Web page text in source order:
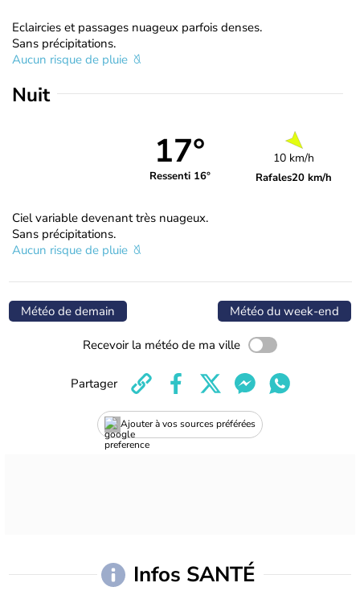
Eclaircies et passages nuageux parfois denses.
Sans précipitations.
Aucun risque de pluie
Nuit
17°
Ressenti 16°
10 km/h
Rafales20 km/h
Ciel variable devenant très nuageux.
Sans précipitations.
Aucun risque de pluie
Météo de demain Météo du week-end
Recevoir la météo de ma ville
Ajouter à vos sources préférées
Partager
Infos SANTÉ